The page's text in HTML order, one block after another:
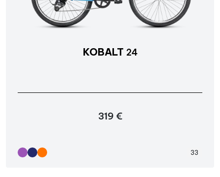
KOBALT 24
319 €
33